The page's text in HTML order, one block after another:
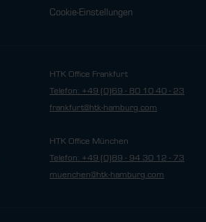
Cookie-Einstellungen
HTK Office Frankfurt
Telefon: +49 (0)69 - 80 10 40 - 23
frankfurt@htk-hamburg.com
HTK Office München
Telefon: +49 (0)89 - 94 30 12 - 73
muenchen@htk-hamburg.com